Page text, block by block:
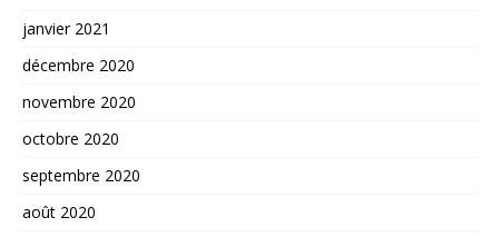
janvier 2021
décembre 2020
novembre 2020
octobre 2020
septembre 2020
août 2020